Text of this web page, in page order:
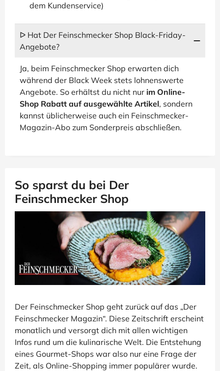
dem Kundenservice)
ᐅ Hat Der Feinschmecker Shop Black-Friday-
Angebote?
Ja, beim Feinschmecker Shop erwarten dich
während der Black Week stets lohnenswerte
Angebote. So erhältst du nicht nur im Online-
Shop Rabatt auf ausgewählte Artikel, sondern
kannst üblicherweise auch ein Feinschmecker-
Magazin-Abo zum Sonderpreis abschließen.
So sparst du bei Der
Feinschmecker Shop
Der Feinschmecker Shop geht zurück auf das „Der
Feinschmecker Magazin“. Diese Zeitschrift erscheint
monatlich und versorgt dich mit allen wichtigen
Infos rund um die kulinarische Welt. Die Entstehung
eines Gourmet-Shops war also nur eine Frage der
Zeit, als Online-Shopping immer populärer wurde.